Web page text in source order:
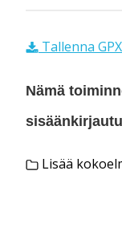
Tallenna
Nämä
Lisää